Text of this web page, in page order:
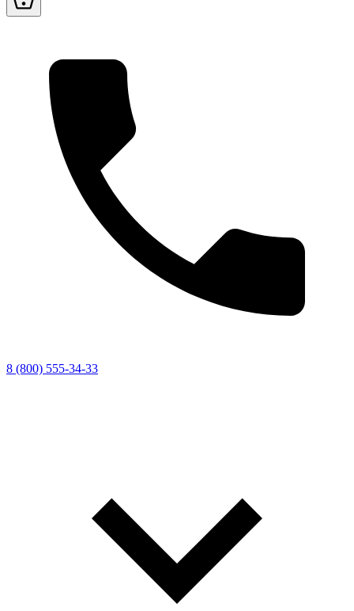
8 (800) 555-34-33